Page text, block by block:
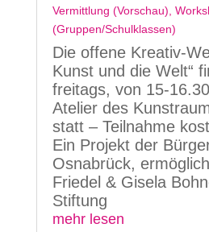
Vermittlung (Vorschau)
(Gruppen/Schulklassen)
Die offene Kreativ-
Kunst und die Welt“
freitags, von 15-
Atelier des
statt – Teilnahme
Ein Projekt der
Osnabrück,
Friedel & Gisela
Stiftung
mehr lesen